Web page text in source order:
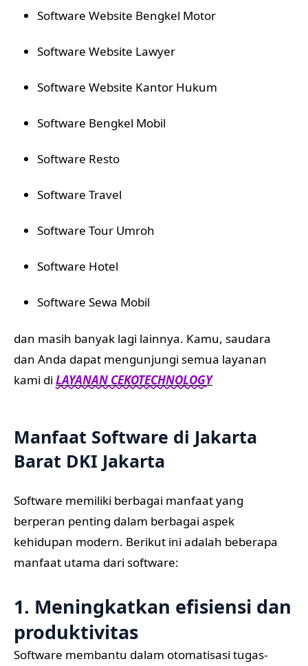
Software Website Bengkel Motor
Software Website Lawyer
Software Website Kantor Hukum
Software Bengkel Mobil
Software Resto
Software Travel
Software Tour Umroh
Software Hotel
Software Sewa Mobil
dan masih banyak lagi lainnya. Kamu, saudara
dan Anda dapat mengunjungi semua layanan
kami di LAYANAN CEKOTECHNOLOGY
Manfaat Software di Jakarta
Barat DKI Jakarta
Software memiliki berbagai manfaat yang
berperan penting dalam berbagai aspek
kehidupan modern. Berikut ini adalah beberapa
manfaat utama dari software:
1. Meningkatkan efisiensi dan
produktivitas
Software membantu dalam otomatisasi tugas-